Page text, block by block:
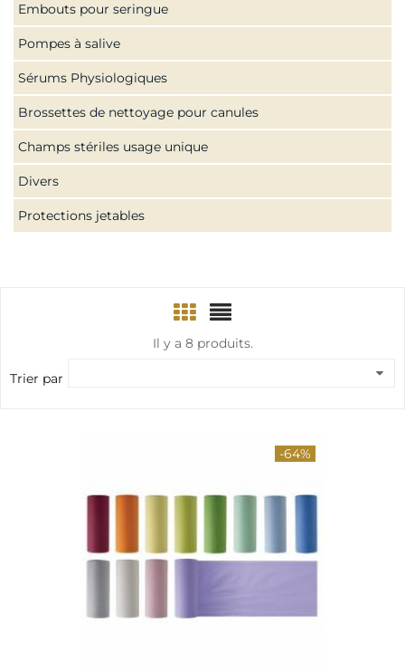
Embouts pour seringue
Pompes à salive
Sérums Physiologiques
Brossettes de nettoyage pour canules
Champs stériles usage unique
Divers
Protections jetables
Il y a 8 produits.
Trier par
-64%